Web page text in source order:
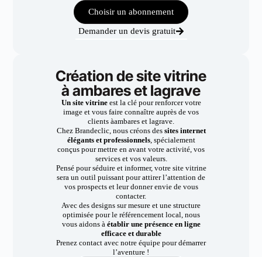
Choisir un abonnement
Demander un devis gratuit
Création de site vitrine
à ambares et lagrave
Un site vitrineest la clé pour renforcer votre
image et vous faire connaître auprès de vos
clients àambares et lagrave.
Chez Brandeclic, nous créons dessites internet
élégants et professionnels, spécialement
conçus pour mettre en avant votre activité, vos
services et vos valeurs.
Pensé pour séduire et informer, votre site vitrine
sera un outil puissant pour attirer l’attention de
vos prospects et leur donner envie de vous
contacter.
Avec des designs sur mesure et une structure
optimisée pour le référencement local, nous
vous aidons à établir une présence en ligne
efficace et durable
Prenez contact avec notre équipe pour démarrer
l’aventure !